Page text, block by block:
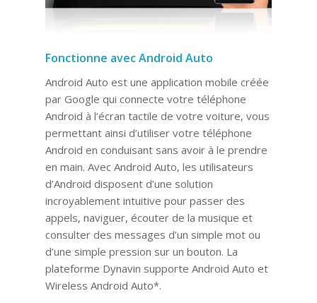
Fonctionne avec Android Auto
Android Auto est une application mobile créée
par Google qui connecte votre téléphone
Android à l’écran tactile de votre voiture, vous
permettant ainsi d’utiliser votre téléphone
Android en conduisant sans avoir à le prendre
en main. Avec Android Auto, les utilisateurs
d’Android disposent d’une solution
incroyablement intuitive pour passer des
appels, naviguer, écouter de la musique et
consulter des messages d’un simple mot ou
d’une simple pression sur un bouton. La
plateforme Dynavin supporte Android Auto et
Wireless Android Auto*.